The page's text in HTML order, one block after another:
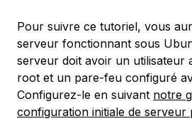
Pour suivre ce tutoriel, vous
serveur fonctionnant sous
serveur doit avoir un utilisateur
root et un pare-feu configuré
Configurez-le en suivant notre
configuration initiale de